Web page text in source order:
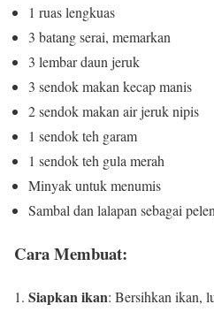
1 ruas lengkuas
3 batang serai, memarkan
3 lembar daun jeruk
3 sendok makan kecap manis
2 sendok makan air jeruk nipis
1 sendok teh garam
1 sendok teh gula merah
Minyak untuk menumis
Sambal dan lalapan sebagai
Cara Membuat:
Siapkan ikan: Bersihkan ikan,